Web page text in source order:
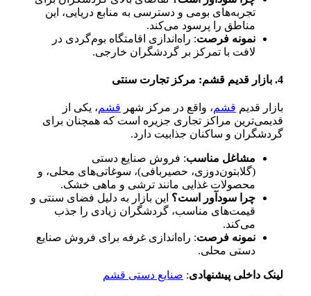
تجربه‌های بومی و دسترسی به منابع دریایی، این
مناطق را پرسود می‌کند.
نمونه فرصت: راه‌اندازی اقامتگاه بوم‌گردی در
لافت با تمرکز بر گردشگران خارجی.
4. بازار قدیم قشم: مرکز تجارت سنتی
بازار قدیم قشم، واقع در مرکز شهر قشم، یکی از
قدیمی‌ترین مراکز تجاری جزیره است که همچنان برای
گردشگران و ساکنان جذابیت دارد.
مشاغل مناسب: فروش صنایع دستی
(گلابتون‌دوزی، حصیربافی)، سوغاتی‌های محلی، و
محصولات غذایی مانند ترشی و ماهی خشک.
چرا سودآور است؟ این بازار به دلیل فضای سنتی و
قیمت‌های مناسب، گردشگران زیادی را جذب
می‌کند.
نمونه فرصت: راه‌اندازی غرفه برای فروش صنایع
دستی محلی.
لینک داخلی پیشنهادی: صنایع دستی قشم